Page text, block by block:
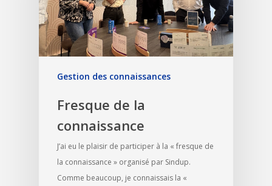
Gestion des connaissances
Fresque de la
connaissance
J’ai eu le plaisir de participer à la « fresque de
la connaissance » organisé par Sindup.
Comme beaucoup, je connaissais la «